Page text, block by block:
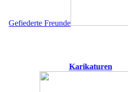
Gefiederte Freunde
Karikaturen